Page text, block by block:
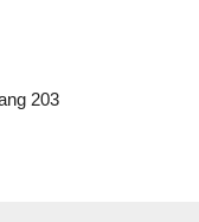
203